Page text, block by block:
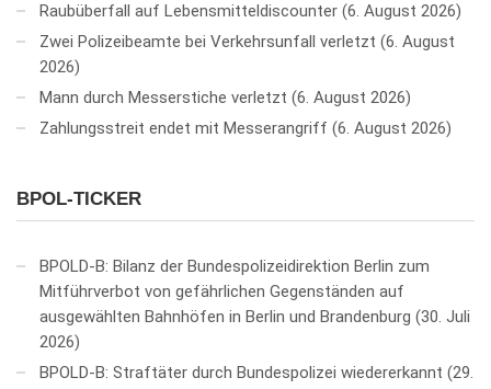
Raubüberfall auf Lebensmitteldiscounter 6. August 2026
Zwei Polizeibeamte bei Verkehrsunfall verletzt 6. August
2026
Mann durch Messerstiche verletzt 6. August 2026
Zahlungsstreit endet mit Messerangriff 6. August 2026
BPOL-TICKER
BPOLD-B: Bilanz der Bundespolizeidirektion Berlin zum
Mitführverbot von gefährlichen Gegenständen auf
ausgewählten Bahnhöfen in Berlin und Brandenburg 30. Juli
2026
BPOLD-B: Straftäter durch Bundespolizei wiedererkannt 29.